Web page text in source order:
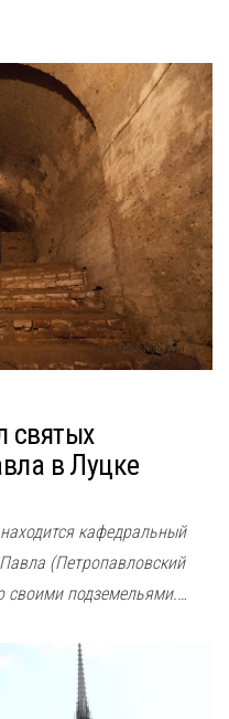
святых
в Луцке
кафедральный
(Петропавловский
своими подземельями.…